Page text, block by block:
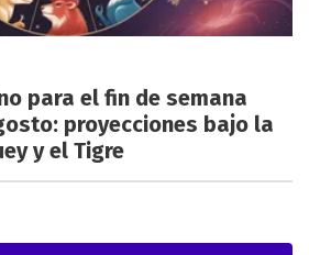
para el fin de semana
proyecciones bajo la
y el Tigre